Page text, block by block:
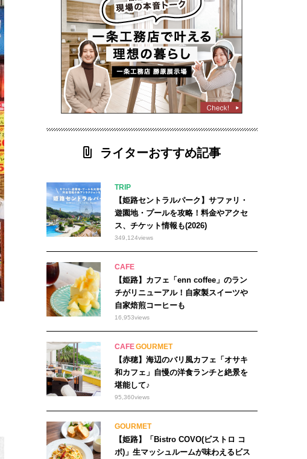
ライターおすすめ記事
TRIP
【姫路セントラルパーク】サファリ・
遊園地・プールを攻略！料金やアクセ
ス、チケット情報も(2026)
349,124views
CAFE
【姫路】カフェ「enn coffee」のラン
チがリニューアル！自家製スイーツや
自家焙煎コーヒーも
16,953views
CAFEGOURMET
【赤穂】海辺のバリ風カフェ「オサキ
和カフェ」自慢の洋食ランチと絶景を
堪能して♪
95,360views
GOURMET
【姫路】「Bistro COVO(ビストロ コ
ボ)」生マッシュルームが味わえるビス